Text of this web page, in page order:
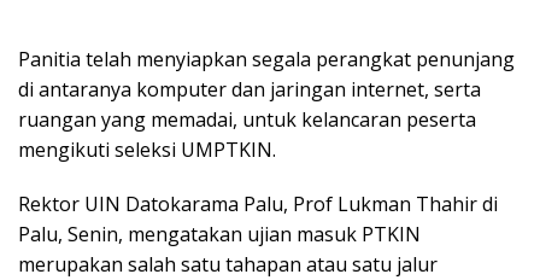
Panitia telah menyiapkan segala perangkat penunjang
di antaranya komputer dan jaringan internet, serta
ruangan yang memadai, untuk kelancaran peserta
mengikuti seleksi UMPTKIN.
Rektor UIN Datokarama Palu, Prof Lukman Thahir di
Palu, Senin, mengatakan ujian masuk PTKIN
merupakan salah satu tahapan atau satu jalur